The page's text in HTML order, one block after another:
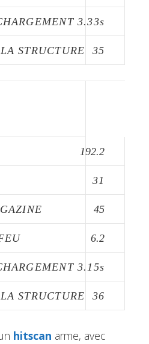
3.33s
STRUCTURE 35
192.2
31
45
6.2
3.15s
STRUCTURE 36
hitscan arme, avec